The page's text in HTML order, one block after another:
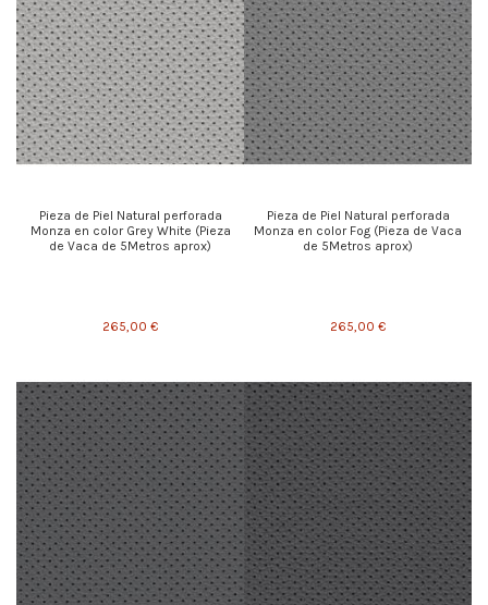
Pieza de Piel Natural perforada
Monza en color Grey White (Pieza
de Vaca de 5Metros aprox)
265,00 €
Pieza de Piel Natural perforada
Monza en color Fog (Pieza de Vaca
de 5Metros aprox)
265,00 €